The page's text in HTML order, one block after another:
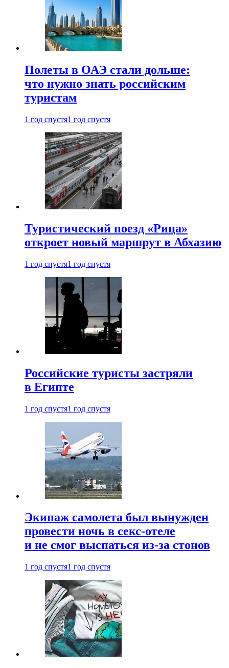
Полеты в ОАЭ стали дольше:
что нужно знать российским
туристам
1 год спустя1 год спустя
Туристический поезд «Рица»
откроет новый маршрут в Абхазию
1 год спустя1 год спустя
Российские туристы застряли
в Египте
1 год спустя1 год спустя
Экипаж самолета был вынужден
провести ночь в секс-отеле
и не смог выспаться из-за стонов
1 год спустя1 год спустя